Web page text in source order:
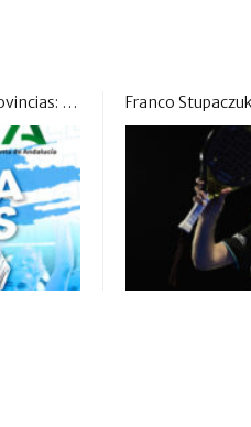
Mijas se convierte en el epicentro de las provincias: pádel senior a nivel andaluz para decidir un nuevo campeonato